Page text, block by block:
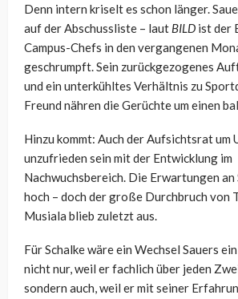
Denn intern kriselt es schon länger.
auf der Abschussliste – laut BILD ist der
Campus-Chefs in den vergangenen
geschrumpft. Sein zurückgezogenes
und ein unterkühltes Verhältnis zu
Freund nähren die Gerüchte um einen
Hinzu kommt: Auch der Aufsichtsrat um
unzufrieden sein mit der Entwicklung im
Nachwuchsbereich. Die Erwartungen
hoch – doch der große Durchbruch von
Musiala blieb zuletzt aus.
Für Schalke wäre ein Wechsel Sauers
nicht nur, weil er fachlich über jeden
sondern auch, weil er mit seiner